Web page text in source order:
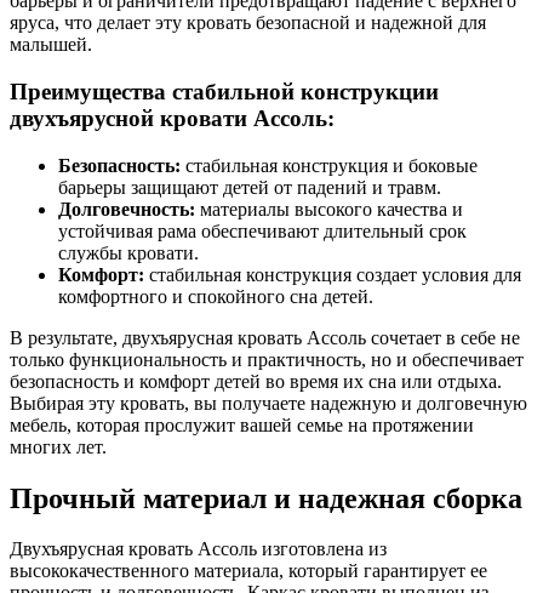
яруса, что делает эту кровать безопасной и надежной для
малышей.
Преимущества стабильной конструкции
двухъярусной кровати Ассоль:
Безопасность: стабильная конструкция и боковые
барьеры защищают детей от падений и травм.
Долговечность: материалы высокого качества и
устойчивая рама обеспечивают длительный срок
службы кровати.
Комфорт: стабильная конструкция создает условия для
комфортного и спокойного сна детей.
В результате, двухъярусная кровать Ассоль сочетает в себе не
только функциональность и практичность, но и обеспечивает
безопасность и комфорт детей во время их сна или отдыха.
Выбирая эту кровать, вы получаете надежную и долговечную
мебель, которая прослужит вашей семье на протяжении
многих лет.
Прочный материал и надежная сборка
Двухъярусная кровать Ассоль изготовлена из
высококачественного материала, который гарантирует ее